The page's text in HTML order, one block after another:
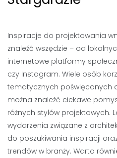
Inspiracje do projektowania
znaleźć wszędzie – od
internetowe platformy
czy Instagram. Wiele osób
tematycznych poświęconych
można znaleźć ciekawe
różnych stylów projektowych.
wydarzenia związane z
do poszukiwania inspiracji
trendów w branży. Warto